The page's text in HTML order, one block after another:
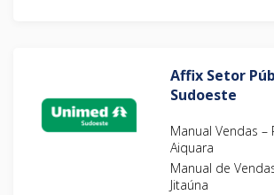
Affix Setor
Sudoeste
Manual Vendas –
Aiquara
Manual de
Jitaúna